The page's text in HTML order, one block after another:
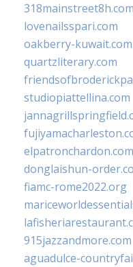
318mainstreet8h.com
lovenailsspari.com
oakberry-kuwait.com
quartzliterary.com
studiopiattellina.com
elpatronchardon.com
donglaishun-
fiamc-rome2022.org
915jazzandmore.com
aguadulce-